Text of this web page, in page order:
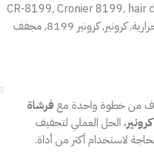
CR-8199, Cronier 8199, hair
,كرونير,كرونير 8199 , مجفف
من خطوة واحدة مع فرشاة
، الحل العملي لتجفيف
لاستخدام أكثر من أداة.